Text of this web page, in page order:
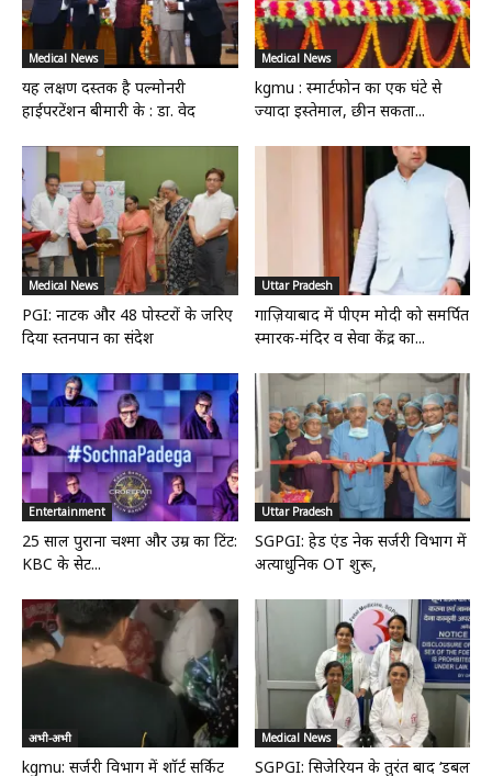
Medical News
यह लक्षण दस्तक है पल्मोनरी
हाईपरटेंशन बीमारी के : डा. वेद
Medical News
kgmu : स्मार्टफोन का एक घंटे से
ज्यादा इस्तेमाल, छीन सकता...
Medical News
PGI: नाटक और 48 पोस्टरों के जरिए
दिया स्तनपान का संदेश
Uttar Pradesh
गाज़ियाबाद में पीएम मोदी को समर्पित
स्मारक-मंदिर व सेवा केंद्र का...
Entertainment
25 साल पुराना चश्मा और उम्र का टिंट:
KBC के सेट...
Uttar Pradesh
SGPGI: हेड एंड नेक सर्जरी विभाग में
अत्याधुनिक OT शुरू,
अभी-अभी
kgmu: सर्जरी विभाग में शॉर्ट सर्किट
Medical News
SGPGI: सिजेरियन के तुरंत बाद ‘डबल